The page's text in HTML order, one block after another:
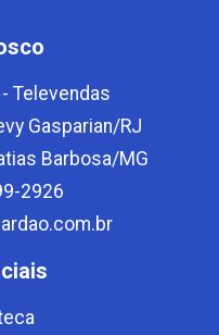
Televendas
Gasparian/RJ
Barbosa/MG
2926